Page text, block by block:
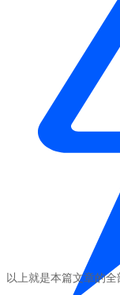
以上就是本篇文章的全